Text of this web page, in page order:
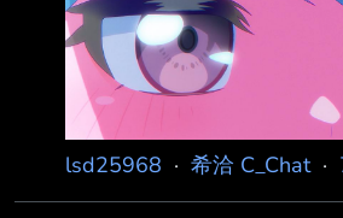
一根稻草 == --
lsd25968 · 希洽 C_Chat·